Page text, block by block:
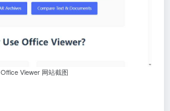
Office Viewer 网站截图